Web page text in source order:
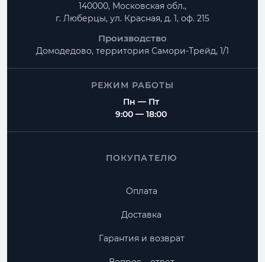
140000, Московская обл.,
г. Люберцы, ул. Красная, д. 1, оф. 215
Производство
Домодедово, территория Самори-Трейд, 1/1
РЕЖИМ РАБОТЫ
Пн — Пт
9:00 — 18:00
ПОКУПАТЕЛЮ
Оплата
Доставка
Гарантия и возврат